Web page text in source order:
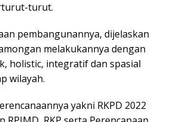
turut.
pembangunannya, dijelaskan
melakukannya dengan
holistic, integratif dan spasial
wilayah.
yakni RKPD 2022